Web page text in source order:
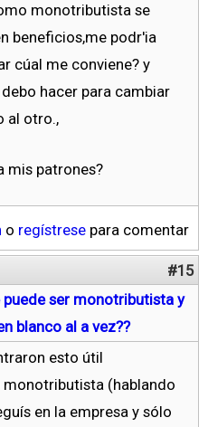
monotributista se
beneficios,me podr'ia
cúal me conviene? y
hacer para cambiar
al otro.,
mis patrones?
o regístrese para comentar
#15
puede ser monotributista y
blanco al a vez??
esto útil
monotributista (hablando
en la empresa y sólo